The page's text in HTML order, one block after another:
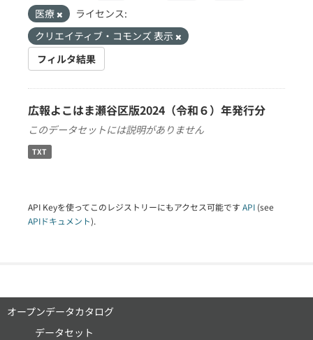
医療
ライセンス:
クリエイティブ・コモンズ 表示
フィルタ結果
広報よこはま瀬谷区版2024（令和６）年発行分
このデータセットには説明がありません
TXT
API Keyを使ってこのレジストリーにもアクセス可能です API (see
APIドキュメント).
オープンデータカタログ
データセット